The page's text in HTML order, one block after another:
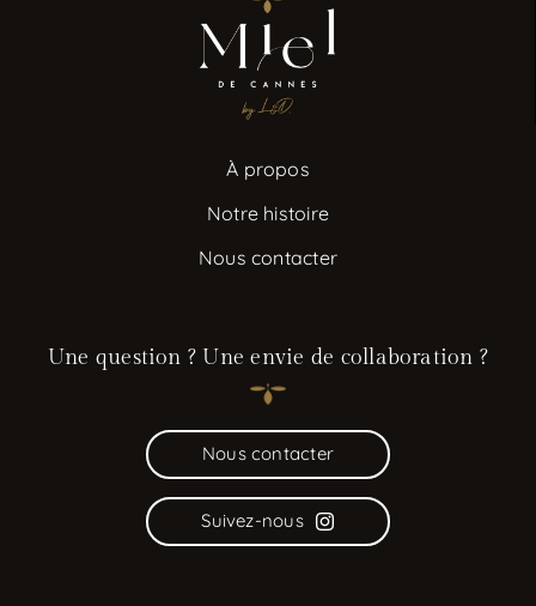
À propos
Notre histoire
Nous contacter
Une question ? Une envie de collaboration ?
Nous contacter
Suivez-nous